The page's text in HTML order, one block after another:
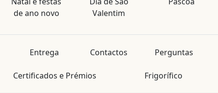
de ano novo
Valentim
Entrega Contactos Perguntas
Certificados e Prémios Frigorífico